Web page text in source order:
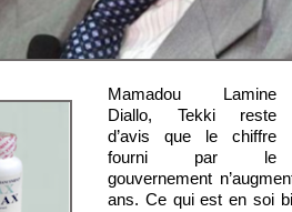
Mamadou Lamine
Diallo, Tekki reste
d’avis que le chiffre
fourni par le
gouvernement
ans. Ce qui est en soi